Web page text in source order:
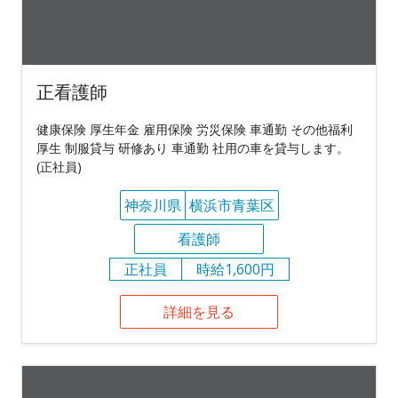
正看護師
健康保険 厚生年金 雇用保険 労災保険 車通勤 その他福利
厚生 制服貸与 研修あり 車通勤 社用の車を貸与します。
(正社員)
神奈川県 横浜市青葉区
看護師
正社員
時給1,600円
詳細を見る